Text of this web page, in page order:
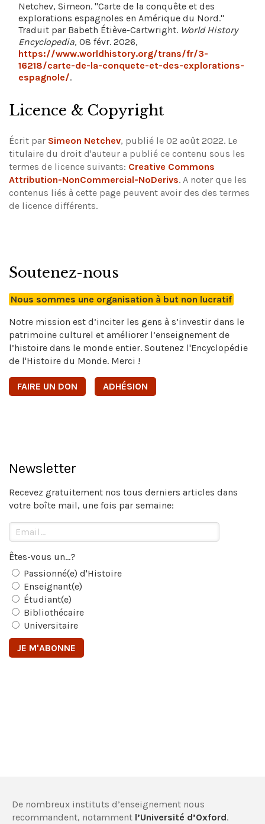
Netchev, Simeon. "Carte de la conquête et des
explorations espagnoles en Amérique du Nord."
Traduit par Babeth Étiève-Cartwright. World History
Encyclopedia, 08 févr. 2026,
https://www.worldhistory.org/trans/fr/3-
16218/carte-de-la-conquete-et-des-explorations-
espagnole/.
Licence & Copyright
Écrit par Simeon Netchev, publié le 02 août 2022. Le
titulaire du droit d'auteur a publié ce contenu sous les
termes de licence suivants: Creative Commons
Attribution-NonCommercial-NoDerivs. A noter que les
contenus liés à cette page peuvent avoir des des termes
de licence différents.
Soutenez-nous
Nous sommes une organisation à but non lucratif
Notre mission est d’inciter les gens à s’investir dans le
patrimoine culturel et améliorer l’enseignement de
l’histoire dans le monde entier. Soutenez l'Encyclopédie
de l'Histoire du Monde. Merci !
FAIRE UN DON ADHÉSION
Newsletter
Recevez gratuitement nos tous derniers articles dans
votre boîte mail, une fois par semaine:
Êtes-vous un...?
Passionné(e) d'Histoire
Enseignant(e)
Étudiant(e)
Bibliothécaire
Universitaire
De nombreux instituts d’enseignement nous
recommandent, notamment l’Université d’Oxford.